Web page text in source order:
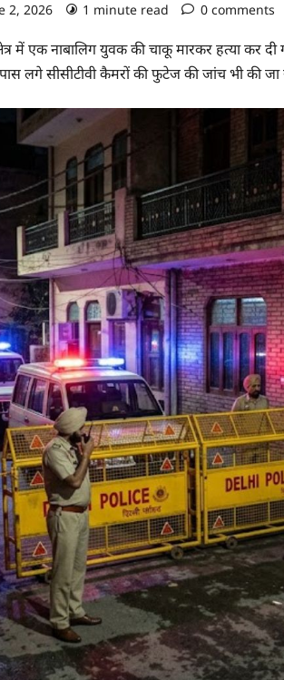
2, 2026 1 minute read 0 comments
में एक नाबालिग युवक की चाकू मारकर हत्या
लगे सीसीटीवी कैमरों की फुटेज की जांच भी की जा